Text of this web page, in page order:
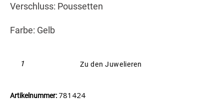
Verschluss: Poussetten
Farbe: Gelb
Zu den Juwelieren
Artikelnummer: 781424